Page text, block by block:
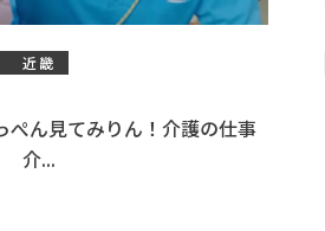
近畿
ぺん見てみりん！介護の仕事
介...